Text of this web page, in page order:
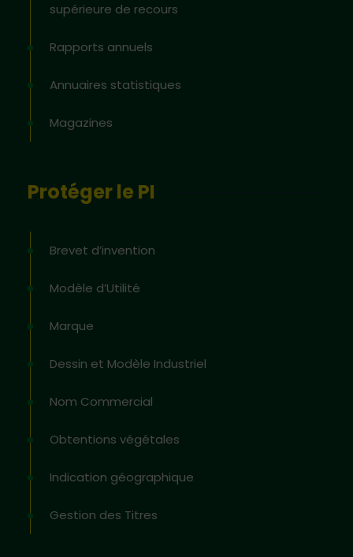
supérieure de recours
Rapports annuels
Annuaires statistiques
Magazines
Protéger le PI
Brevet d’invention
Modèle d’Utilité
Marque
Dessin et Modèle Industriel
Nom Commercial
Obtentions végétales
Indication géographique
Gestion des Titres